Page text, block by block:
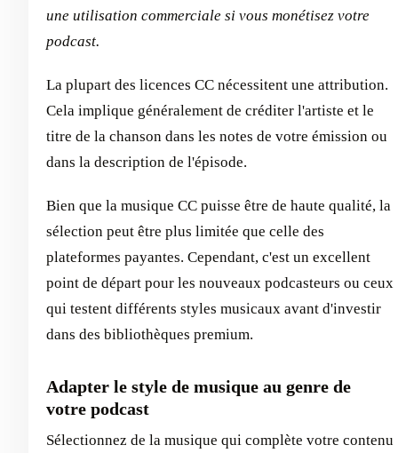
une utilisation commerciale si vous monétisez votre
podcast.
La plupart des licences CC nécessitent une attribution.
Cela implique généralement de créditer l'artiste et le
titre de la chanson dans les notes de votre émission ou
dans la description de l'épisode.
Bien que la musique CC puisse être de haute qualité, la
sélection peut être plus limitée que celle des
plateformes payantes. Cependant, c'est un excellent
point de départ pour les nouveaux podcasteurs ou ceux
qui testent différents styles musicaux avant d'investir
dans des bibliothèques premium.
Adapter le style de musique au genre de
votre podcast
Sélectionnez de la musique qui complète votre contenu